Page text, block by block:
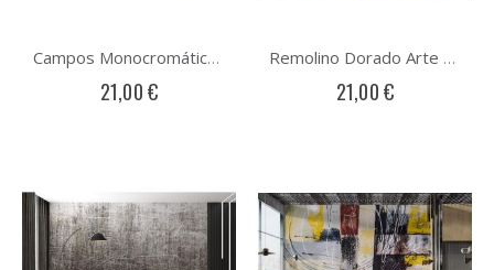
Campos Monocromáticos Arte Abstracto
21,00 €
Remolino Dorado Arte Abstracto
21,00 €